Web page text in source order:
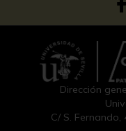
Dirección
C/ S. Fernando,